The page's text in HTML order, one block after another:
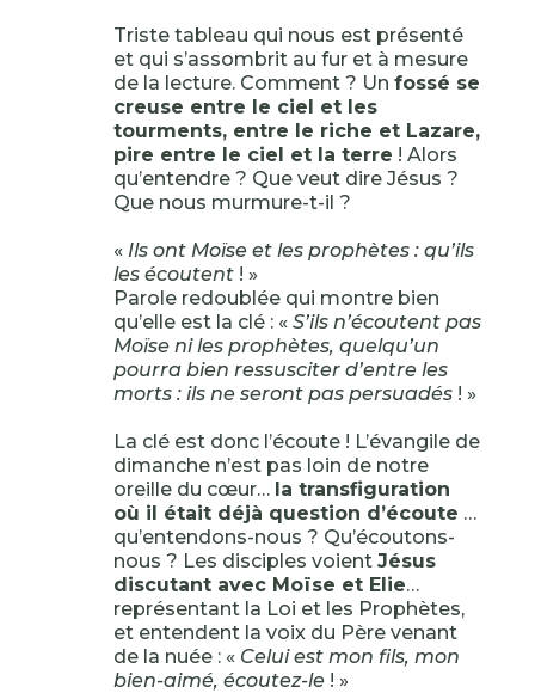
Triste tableau qui nous est présenté
et qui s’assombrit au fur et à mesure
de la lecture. Comment ? Un fossé se
creuse entre le ciel et les
tourments, entre le riche et Lazare,
pire entre le ciel et la terre ! Alors
qu’entendre ? Que veut dire Jésus ?
Que nous murmure-t-il ?
« Ils ont Moïse et les prophètes : qu’ils
les écoutent! »
Parole redoublée qui montre bien
qu’elle est la clé : « S’ils n’écoutent pas
Moïse ni les prophètes, quelqu’un
pourra bien ressusciter d’entre les
morts : ils ne seront pas persuadés! »
La clé est donc l’écoute ! L’évangile de
dimanche n’est pas loin de notre
oreille du cœur… la transfiguration
où il était déjà question d’écoute …
qu’entendons-nous ? Qu’écoutons-
nous ? Les disciples voient Jésus
discutant avec Moïse et Elie…
représentant la Loi et les Prophètes,
et entendent la voix du Père venant
de la nuée : « Celui est mon fils, mon
bien-aimé, écoutez-le! »